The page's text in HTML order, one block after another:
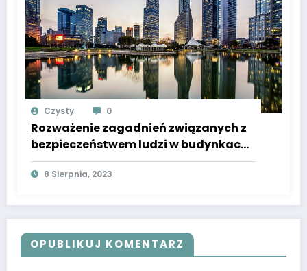
Czysty 0
Rozważenie zagadnień związanych z
bezpieczeństwem ludzi w budynkach,
takich jak systemy przeciwpożarowe,
ewakuacja, dostęp dla
ryzyka
8 Sierpnia, 2023
OPUBLIKUJ KOMENTARZ